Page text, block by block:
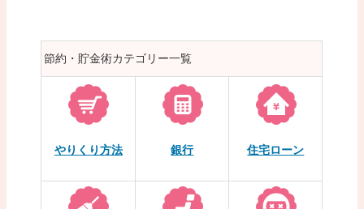
節約・貯金術カテゴリー一覧
やりくり方法 銀行 住宅ローン